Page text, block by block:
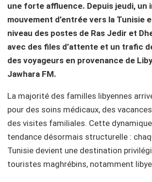
une forte affluence. Depuis jeudi, un
mouvement d’entrée vers la Tunisie
niveau des postes de Ras Jedir et
avec des files d’attente et un trafic
des voyageurs en provenance de
Jawhara FM.
La majorité des familles libyennes
pour des soins médicaux, des
des visites familiales. Cette
tendance désormais structurelle :
Tunisie devient une destination
touristes maghrébins, notamment